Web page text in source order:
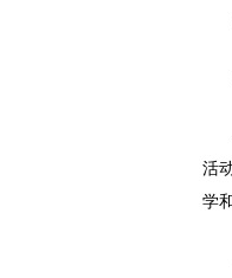
活
学